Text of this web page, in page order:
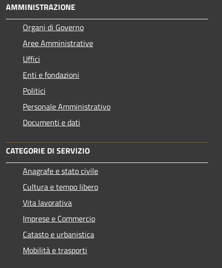
AMMINISTRAZIONE
Organi di Governo
Aree Amministrative
Uffici
Enti e fondazioni
Politici
Personale Amministrativo
Documenti e dati
CATEGORIE DI SERVIZIO
Anagrafe e stato civile
Cultura e tempo libero
Vita lavorativa
Imprese e Commercio
Catasto e urbanistica
Mobilità e trasporti